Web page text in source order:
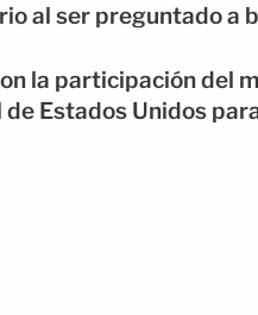
al ser preguntado a
la participación del
Estados Unidos